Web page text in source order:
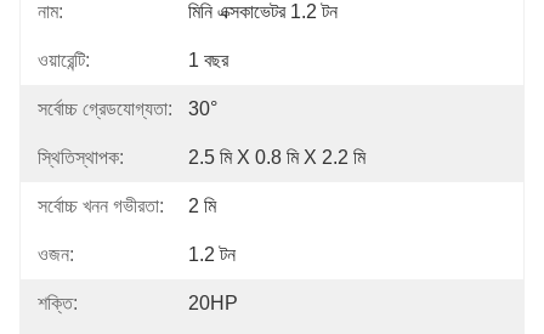
নাম: মিনি এক্সকাভেটর 1.2 টন
ওয়ারেন্টি: 1 বছর
সর্বোচ্চ গ্রেডযোগ্যতা: 30°
স্থিতিস্থাপক: 2.5 মি X 0.8 মি X 2.2 মি
সর্বোচ্চ খনন গভীরতা: 2 মি
ওজন: 1.2 টন
শক্তি: 20HP